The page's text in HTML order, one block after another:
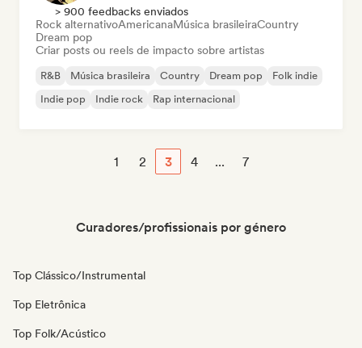
> 900 feedbacks enviados
Rock alternativoAmericanaMúsica brasileiraCountry
Dream pop
Criar posts ou reels de impacto sobre artistas
R&B Música brasileira Country Dream pop
Folk indie
Indie pop
Indie rock Rap internacional
1 2 3 4 ... 7
Curadores/profissionais por género
Top Clássico/Instrumental
Top Eletrônica
Top Folk/Acústico